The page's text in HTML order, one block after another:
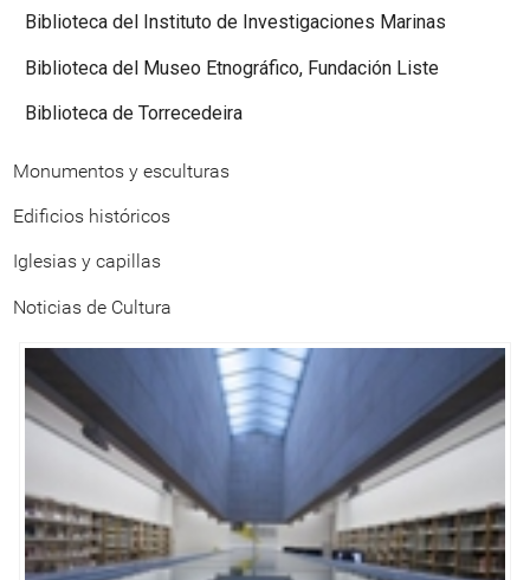
Biblioteca del Instituto de Investigaciones Marinas
Biblioteca del Museo Etnográfico, Fundación Liste
Biblioteca de Torrecedeira
Monumentos y esculturas
Edificios históricos
Iglesias y capillas
Noticias de Cultura